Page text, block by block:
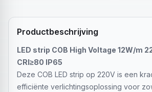
Productbeschrijving
LED strip COB High Voltage 12W/m
CRI≥80 IP65
Deze COB LED strip op 220V is een
efficiënte verlichtingsoplossing voor